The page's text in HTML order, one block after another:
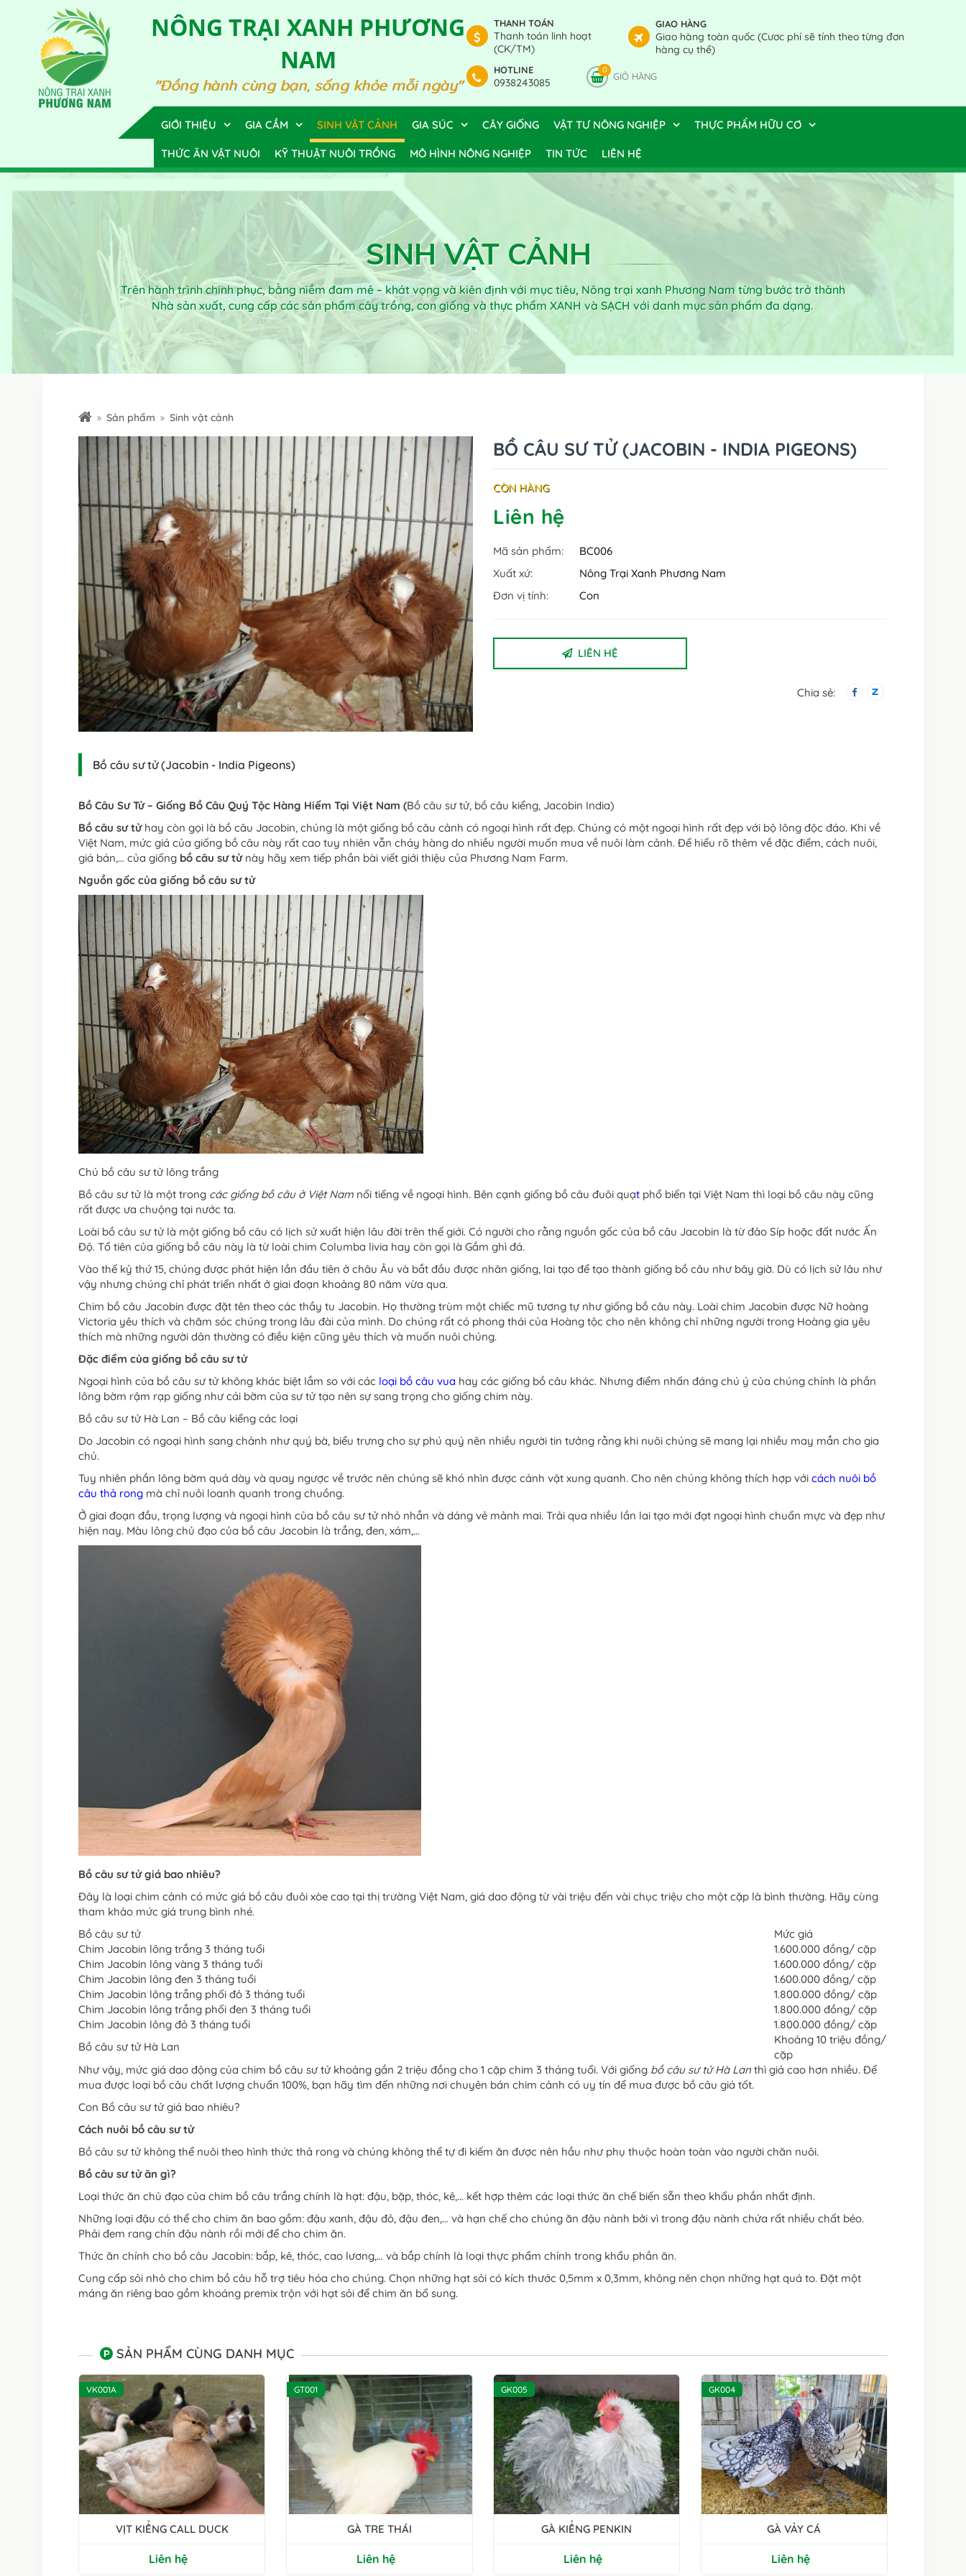
NÔNG TRẠI XANH PHƯƠNG
NAM
"Đồng hành cùng bạn, sống khỏe mỗi ngày"
THANH TOÁN
Thanh toán linh hoạt
(CK/TM)
GIAO HÀNG
Giao hàng toàn quốc (Cươc phí sẽ tính theo từng đơn
hàng cụ thể)
HOTLINE
0938243085
0
GIỎ HÀNG
GIỚI THIỆU GIA CẦM SINH VẬT CẢNH GIA SÚC CÂY GIỐNG VẬT TƯ NÔNG NGHIỆP THỰC PHẨM HỮU CƠ
THỨC ĂN VẬT NUÔI KỸ THUẬT NUÔI TRỒNG MÔ HÌNH NÔNG NGHIỆP TIN TỨC LIÊN HỆ
SINH VẬT CẢNH
Trên hành trình chinh phục, bằng niềm đam mê – khát vọng và kiên định với mục tiêu, Nông trại xanh Phương Nam từng bước trở thành
Nhà sản xuất, cung cấp các sản phẩm cây trồng, con giống và thực phẩm XANH và SẠCH với danh mục sản phẩm đa dạng.
Sản phẩm Sinh vật cảnh
BỒ CÂU SƯ TỬ (JACOBIN - INDIA PIGEONS)
CÒN HÀNG
Liên hệ
Mã sản phẩm:
BC006
Xuất xứ:
Nông Trại Xanh Phương Nam
Đơn vị tính:
Con
LIÊN HỆ
Chia sẻ:
Bồ câu sư tử (Jacobin - India Pigeons)
Bồ Câu Sư Tử – Giống Bồ Câu Quý Tộc Hàng Hiếm Tại Việt Nam (Bồ câu sư tử, bồ câu kiểng, Jacobin India)
Bồ câu sư tửhay còn gọi là bồ câu Jacobin, chúng là một giống bồ câu cảnh có ngoại hình rất đẹp. Chúng có một ngoại hình rất đẹp với bộ lông độc đáo. Khi về
Việt Nam, mức giá của giống bồ câu này rất cao tuy nhiên vẫn cháy hàng do nhiều người muốn mua về nuôi làm cảnh. Để hiểu rõ thêm về đặc điểm, cách nuôi,
giá bán,… của giống bồ câu sư tửnày hãy xem tiếp phần bài viết giới thiệu của Phương Nam Farm.
Nguồn gốc của giống bồ câu sư tử
Chú bồ câu sư tử lông trắng
Bồ câu sư tử là một trong các giống bồ câu ở Việt Namnổi tiếng về ngoại hình. Bên cạnh giống bồ câu đuôi quạt phổ biến tại Việt Nam thì loại bồ câu này cũng
rất được ưa chuộng tại nước ta.
Loài bồ câu sư tử là một giống bồ câu có lịch sử xuất hiện lâu đời trên thế giới. Có người cho rằng nguồn gốc của bồ câu Jacobin là từ đảo Síp hoặc đất nước Ấn
Độ. Tổ tiên của giống bồ câu này là từ loài chim Columba livia hay còn gọi là Gầm ghì đá.
Vào thế kỷ thứ 15, chúng được phát hiện lần đầu tiên ở châu Âu và bắt đầu được nhân giống, lai tạo để tạo thành giống bồ câu như bây giờ. Dù có lịch sử lâu như
vậy nhưng chúng chỉ phát triển nhất ở giai đoạn khoảng 80 năm vừa qua.
Chim bồ câu Jacobin được đặt tên theo các thầy tu Jacobin. Họ thường trùm một chiếc mũ tương tự như giống bồ câu này. Loài chim Jacobin được Nữ hoàng
Victoria yêu thích và chăm sóc chúng trong lâu đài của mình. Do chúng rất có phong thái của Hoàng tộc cho nên không chỉ những người trong Hoàng gia yêu
thích mà những người dân thường có điều kiện cũng yêu thích và muốn nuôi chúng.
Đặc điểm của giống bồ câu sư tử
Ngoại hình của bồ câu sư tử không khác biệt lắm so với các loại bồ câu vua hay các giống bồ câu khác. Nhưng điểm nhấn đáng chú ý của chúng chính là phần
lông bờm rậm rạp giống như cái bờm của sư tử tạo nên sự sang trọng cho giống chim này.
Bồ câu sư tử Hà Lan – Bồ câu kiểng các loại
Do Jacobin có ngoại hình sang chảnh như quý bà, biểu trưng cho sự phú quý nên nhiều người tin tưởng rằng khi nuôi chúng sẽ mang lại nhiều may mắn cho gia
chủ.
Tuy nhiên phần lông bờm quá dày và quay ngược về trước nên chúng sẽ khó nhìn được cảnh vật xung quanh. Cho nên chúng không thích hợp với cách nuôi bồ
câu thả rongmà chỉ nuôi loanh quanh trong chuồng.
Ở giai đoạn đầu, trọng lượng và ngoại hình của bồ câu sư tử nhỏ nhắn và dáng vẻ mảnh mai. Trải qua nhiều lần lai tạo mới đạt ngoại hình chuẩn mực và đẹp như
hiện nay. Màu lông chủ đạo của bồ câu Jacobin là trắng, đen, xám,…
Bồ câu sư tử giá bao nhiêu?
Đây là loại chim cảnh có mức giá bồ câu đuôi xòe cao tại thị trường Việt Nam, giá dao động từ vài triệu đến vài chục triệu cho một cặp là bình thường. Hãy cùng
tham khảo mức giá trung bình nhé.
Bồ câu sư tử
Mức giá
Chim Jacobin lông trắng 3 tháng tuổi
1.600.000 đồng/ cặp
Chim Jacobin lông vàng 3 tháng tuổi
1.600.000 đồng/ cặp
Chim Jacobin lông đen 3 tháng tuổi
1.600.000 đồng/ cặp
Chim Jacobin lông trắng phối đỏ 3 tháng tuổi
1.800.000 đồng/ cặp
Chim Jacobin lông trắng phối đen 3 tháng tuổi
1.800.000 đồng/ cặp
Chim Jacobin lông đỏ 3 tháng tuổi
1.800.000 đồng/ cặp
Bồ câu sư tử Hà Lan
Khoảng 10 triệu đồng/
cặp
Như vậy, mức giá dao động của chim bồ câu sư tử khoảng gần 2 triệu đồng cho 1 cặp chim 3 tháng tuổi. Với giống bồ câu sư tử Hà Lan thì giá cao hơn nhiều. Để
mua được loại bồ câu chất lượng chuẩn 100%, bạn hãy tìm đến những nơi chuyên bán chim cảnh có uy tín để mua được bồ câu giá tốt.
Con Bồ câu sư tử giá bao nhiêu?
Cách nuôi bồ câu sư tử
Bồ câu sư tử không thể nuôi theo hình thức thả rong và chúng không thể tự đi kiếm ăn được nên hầu như phụ thuộc hoàn toàn vào người chăn nuôi.
Bồ câu sư tử ăn gì?
Loại thức ăn chủ đạo của chim bồ câu trắng chính là hạt: đậu, bặp, thóc, kê,… kết hợp thêm các loại thức ăn chế biến sẵn theo khẩu phần nhất định.
Những loại đậu có thể cho chim ăn bao gồm: đậu xanh, đậu đỏ, đậu đen,… và hạn chế cho chúng ăn đậu nành bởi vì trong đậu nành chứa rất nhiều chất béo.
Phải đem rang chín đậu nành rồi mới để cho chim ăn.
Thức ăn chính cho bồ câu Jacobin: bắp, kê, thóc, cao lương,… và bắp chính là loại thực phẩm chính trong khẩu phần ăn.
Cung cấp sỏi nhỏ cho chim bồ câu hỗ trợ tiêu hóa cho chúng. Chọn những hạt sỏi có kích thước 0,5mm x 0,3mm, không nên chọn những hạt quá to. Đặt một
máng ăn riêng bao gồm khoáng premix trộn với hạt sỏi để chim ăn bổ sung.
SẢN PHẨM CÙNG DANH MỤC
VK001A
VỊT KIỂNG CALL DUCK
Liên hệ
GT001
GÀ TRE THÁI
Liên hệ
GK005
GÀ KIỂNG PENKIN
Liên hệ
GK004
GÀ VẢY CÁ
Liên hệ